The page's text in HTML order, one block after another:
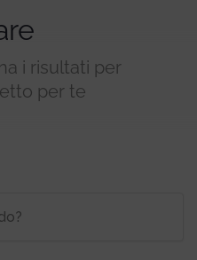
i risultati per
per te